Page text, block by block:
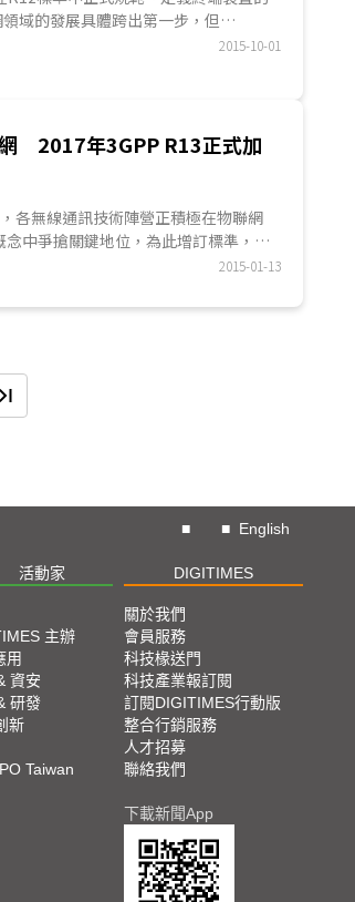
域的發展具體跨出第一步，但
在後續的R13版中持續強化，且R12新
2015-10-01
2017年3GPP R13正式加
各無線通訊技術陣營正積極在物聯網
中爭搶關鍵地位，為此增訂標準，如
Fi增訂IEEE 802.11ah等，而3GPP
2015-01-13
■ ■ English
活動家 DIGITIMES
主辦
用
資安
研發
新
Taiwan
關於我們
會員服務
科技椽送門
科技產業報訂閱
訂閱DIGITIMES行動版
整合行銷服務
人才招募
聯絡我們
下載新聞App